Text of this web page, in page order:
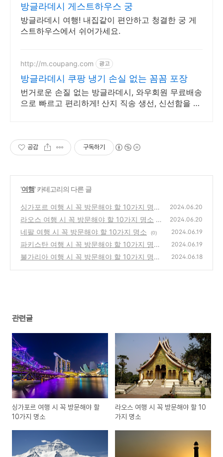
방글라데시 게스트하우스 궁
방글라데시 여행! 내집같이 편안하고 청결한 궁 게
스트하우스에서 쉬어가세요.
http://m.coupang.com 광고
방글라데시 쿠팡 냉기 손실 없는 꼼꼼 포장
번거로운 손질 없는 방글라데시, 와우회원 무료배송
으로 빠르고 편리하게! 산지 직송 생선, 신선함을 집
공감 구독하기
'여행' 카테고리의 다른 글
싱가포르 여행 시 꼭 방문해야 할 10가지 명소
(0)
2024.06.20
라오스 여행 시 꼭 방문해야 할 10가지 명소
(0)
2024.06.20
네팔 여행 시 꼭 방문해야 할 10가지 명소 (0) 2024.06.19
파키스탄 여행 시 꼭 방문해야 할 10가지 명소
(1)
2024.06.19
불가리아 여행 시 꼭 방문해야 할 10가지 명소 2024.06.18
관련글
싱가포르 여행 시 꼭 방문해야 할
10가지 명소
라오스 여행 시 꼭 방문해야 할 10
가지 명소